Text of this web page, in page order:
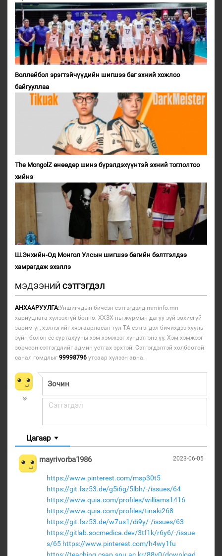
Воллейбол эрэгтэйчүүдийн шигшээ баг эхний хожлоо
байгууллаа
The MongolZ өнөөдөр шинэ бүрэлдэхүүнтэй эхний тоглолтоо
хийнэ
Ш.Энхийн-Од Монгол Улсын шигшээ багийн бэлтгэлдээ
хамрагдаж эхэллэ
МЭДЭЭНИЙ СЭТГЭГДЭЛ
АНХААРУУЛГА:Уншигчдын бичсэн сэтгэгдэлд mminfo.mn
хариуцлага хүлээхгүй болно. ХХЗХ-ны журмын дагуу зүй зохисгүй
зарим үг, хэллэгийг хязгаарласан тул ТА сэтгэгдэл бичихдээ хууль
зүйн болон ёс суртахууны хэм хэмжээг хүндэтгэнэ үү. Хэм хэмжээг
зөрчсөн сэтгэгдлийг админ устгах эрхтэй. Сэтгэгдэлтэй холбоотой
санал гомдлыг 99998796 утсаар хүлээн авна.
Цагаар
2023-06-05
mayrivorba1986
https://www.pinterest.com/msp30t5
https://git.fsz53.de/g5i6g/5lbh/-/issues/64
https://www.quia.com/profiles/williams1416
https://www.quia.com/profiles/tinaki268
https://git.fsz53.de/w7us1/di9y/-/issues/63
https://gitlab.socmedica.dev/3tf1k/r6y6/-/issue
s/65 https://www.pinterest.com/h4wy1fu
https://teaching.csap.snu.ac.kr/88v0/download